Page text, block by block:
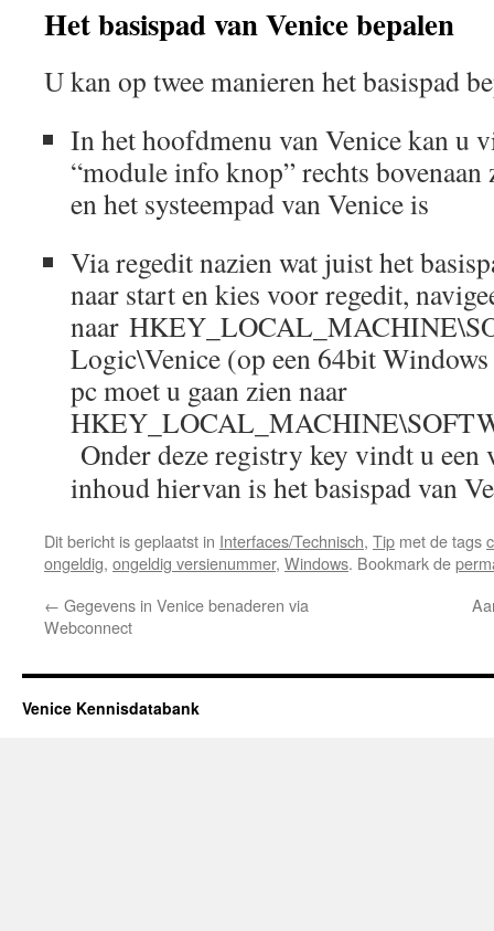
Het basispad van Venice bepalen
U kan op twee manieren het basispad
In het hoofdmenu van Venice kan u
“module info knop” rechts bovenaan
en het systeempad van Venice is
Via regedit nazien wat juist het
naar start en kies voor regedit,
naar
Logic\Venice (op een 64bit
pc moet u gaan zien naar
Onder deze registry key vindt u
inhoud hiervan is het basispad van
Dit bericht is geplaatst in Interfaces/Technisch, Tip met de tags
ongeldig, ongeldig versienummer, Windows. Bookmark de
← Gegevens in Venice benaderen via
Webconnect
Venice Kennisdatabank